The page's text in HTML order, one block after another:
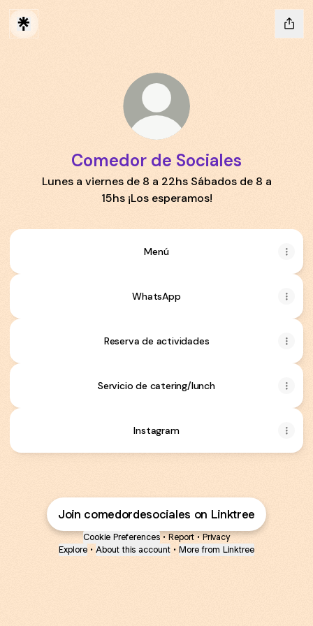
Comedor de Sociales
Lunes a viernes de 8 a 22hs Sábados de 8 a
15hs ¡Los esperamos!
Menú
WhatsApp
Reserva de actividades
Servicio de catering/lunch
Instagram
Join comedordesociales on Linktree
Cookie Preferences • Report • Privacy
Explore • About this account • More from Linktree